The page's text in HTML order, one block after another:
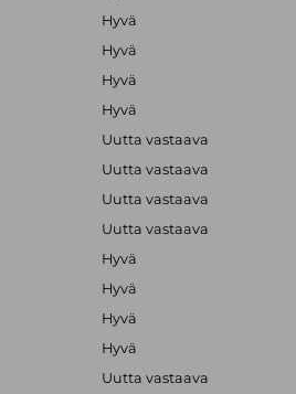
Hyvä
Hyvä
Hyvä
Hyvä
Uutta vastaava
Uutta vastaava
Uutta vastaava
Uutta vastaava
Hyvä
Hyvä
Hyvä
Hyvä
Uutta vastaava